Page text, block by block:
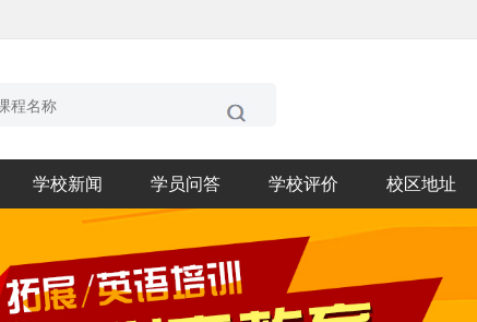
学校新闻 学员问答 学校评价 校区地址